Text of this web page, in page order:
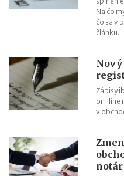
Na čo
čo sa v
článku.
Nový
Zápisy
on-line
v
notár